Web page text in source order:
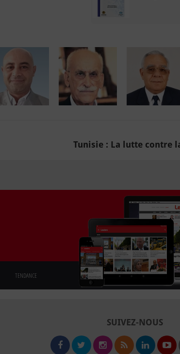
Tunisie : La lutte contre
TENDANCE
SUIVEZ-NOUS